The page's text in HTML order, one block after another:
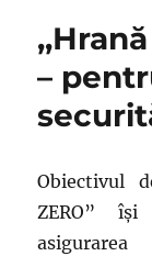
–
Obiectivul
ZERO” îşi